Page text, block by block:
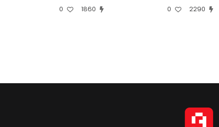
2290
0
1860
0